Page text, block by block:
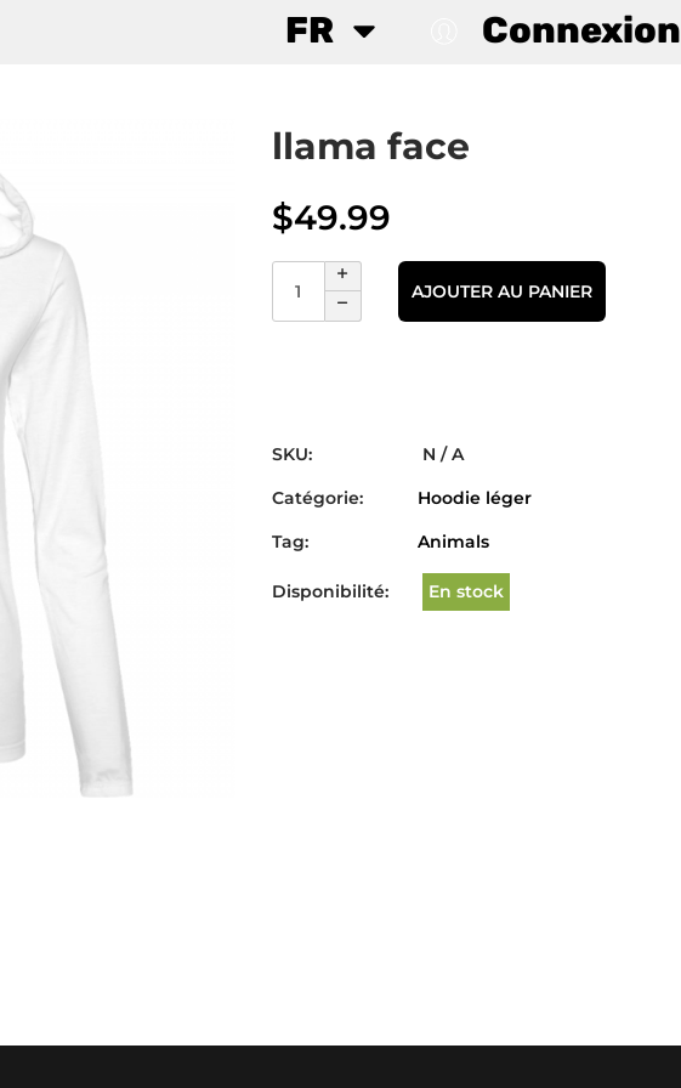
FR Connexion
llama face
$49.99
AJOUTER AU PANIER
SKU:
N / A
Catégorie:
Hoodie léger
Tag:
Animals
Disponibilité: En stock